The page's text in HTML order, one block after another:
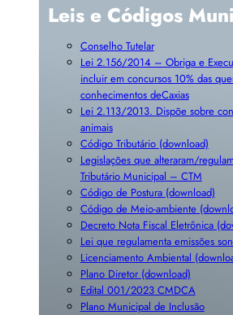
Leis e Códigos
Conselho Tutelar
Lei 2.156/2014 – Obriga e
incluir em concursos 10% das
conhecimentos deCaxias
Lei 2.113/2013. Dispõe sobre
animais
Código Tributário (download)
Legislações que alteraram/
Tributário Municipal – CTM
Código de Postura (download)
Código de Meio-ambiente
Decreto Nota Fiscal Eletrônica
Lei que regulamenta emissões
Licenciamento Ambiental
Plano Diretor (download)
Edital 001/2023 CMDCA
Plano Municipal de Inclusão